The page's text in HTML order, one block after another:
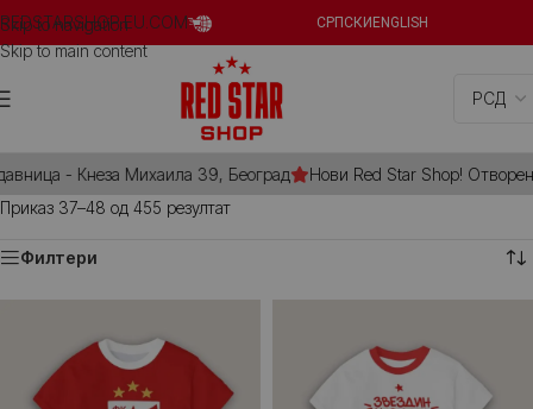
Skip to navigation
Skip to main content
REDSTARSHOP.EU.COM СРПСКИ ENGLISH
- Кнеза Михаила 39, Београд
Нови Red Star Shop! Отворена
Приказ 37–48 од 455 резултат
Филтери